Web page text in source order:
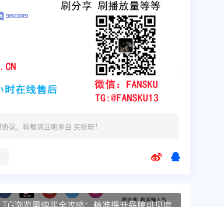
议。转载请注明来自 买粉呀！
TG浏览量购买全攻略：精准提升品牌可见度